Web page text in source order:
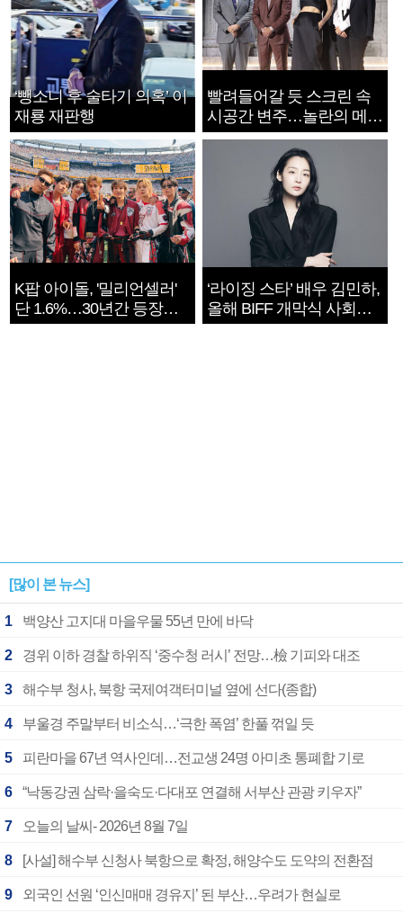
‘뺑소니 후 술타기 의혹’ 이
재룡 재판행
빨려들어갈 듯 스크린 속
시공간 변주…놀란의 메시
지는 ‘전쟁 속죄’
K팝 아이돌, '밀리언셀러'
단 1.6%…30년간 등장
1182개팀 전수조사
‘라이징 스타’ 배우 김민하,
올해 BIFF 개막식 사회자
확정
[많이 본 뉴스]
1 백양산 고지대 마을우물 55년 만에 바닥
2 경위 이하 경찰 하위직 ‘중수청 러시’ 전망…檢 기피와 대조
3 해수부 청사, 북항 국제여객터미널 옆에 선다(종합)
4 부울경 주말부터 비소식…‘극한 폭염’ 한풀 꺾일 듯
5 피란마을 67년 역사인데…전교생 24명 아미초 통폐합 기로
6 “낙동강권 삼락·을숙도·다대포 연결해 서부산 관광 키우자”
7 오늘의 날씨- 2026년 8월 7일
8 [사설] 해수부 신청사 북항으로 확정, 해양수도 도약의 전환점
9 외국인 선원 ‘인신매매 경유지’ 된 부산…우려가 현실로